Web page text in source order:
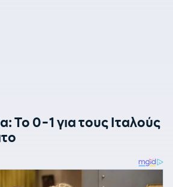
Το 0-1 για τους Ιταλούς